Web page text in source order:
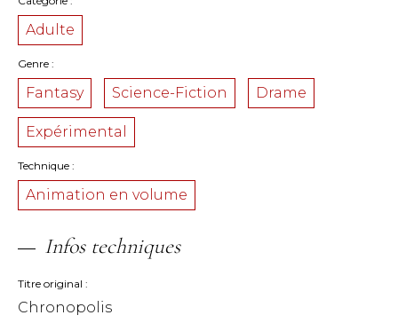
Adulte
Genre
Fantasy Science-Fiction Drame
Expérimental
Technique
Animation en volume
Infos techniques
Titre original
Chronopolis